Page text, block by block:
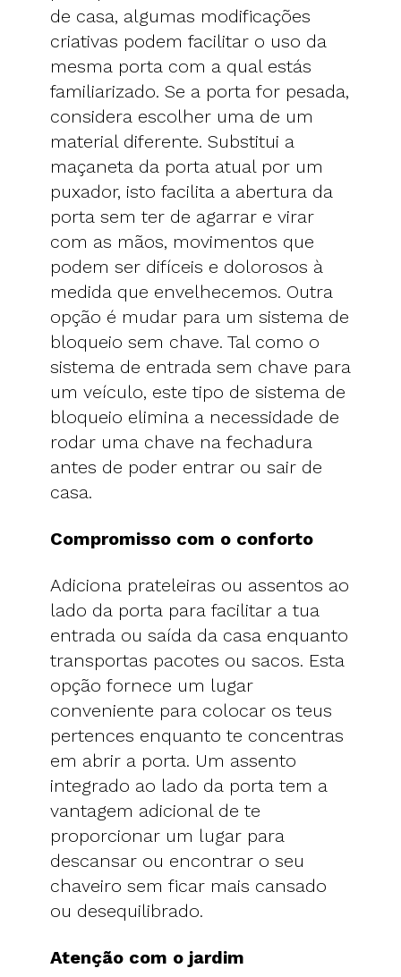
de casa, algumas modificações
criativas podem facilitar o uso da
mesma porta com a qual estás
familiarizado. Se a porta for pesada,
considera escolher uma de um
material diferente. Substitui a
maçaneta da porta atual por um
puxador, isto facilita a abertura da
porta sem ter de agarrar e virar
com as mãos, movimentos que
podem ser difíceis e dolorosos à
medida que envelhecemos. Outra
opção é mudar para um sistema de
bloqueio sem chave. Tal como o
sistema de entrada sem chave para
um veículo, este tipo de sistema de
bloqueio elimina a necessidade de
rodar uma chave na fechadura
antes de poder entrar ou sair de
casa.
Compromisso com o conforto
Adiciona prateleiras ou assentos ao
lado da porta para facilitar a tua
entrada ou saída da casa enquanto
transportas pacotes ou sacos. Esta
opção fornece um lugar
conveniente para colocar os teus
pertences enquanto te concentras
em abrir a porta. Um assento
integrado ao lado da porta tem a
vantagem adicional de te
proporcionar um lugar para
descansar ou encontrar o seu
chaveiro sem ficar mais cansado
ou desequilibrado.
Atenção com o jardim